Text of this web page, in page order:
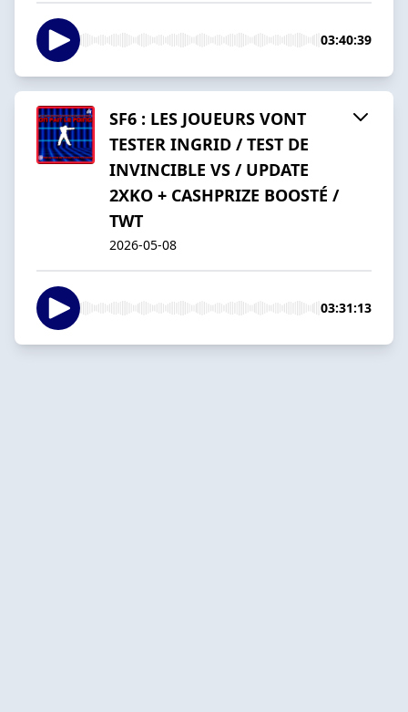
03:40:39
SF6 : LES JOUEURS VONT
TESTER INGRID / TEST DE
INVINCIBLE VS / UPDATE
2XKO + CASHPRIZE BOOSTÉ /
TWT
2026-05-08
03:31:13